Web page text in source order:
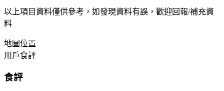
以上項目資料僅供參考，如發現資料有誤，歡迎回報/補充資
料
地圖位置
用戶食評
食評